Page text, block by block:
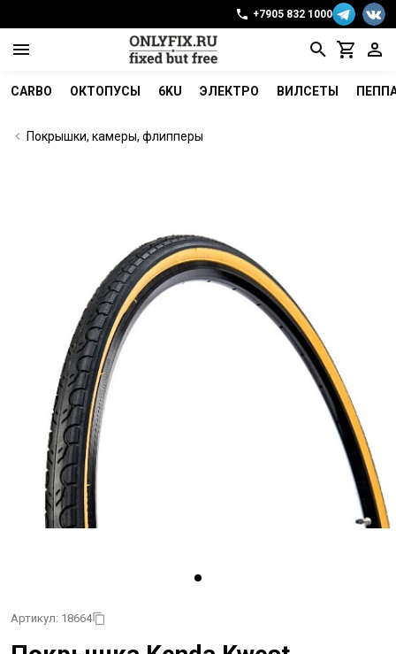
+7905 832 1000
CARBO ОКТОПУСЫ 6KU ЭЛЕКТРО ВИЛСЕТЫ
Покрышки, камеры, флипперы
Артикул: 18664